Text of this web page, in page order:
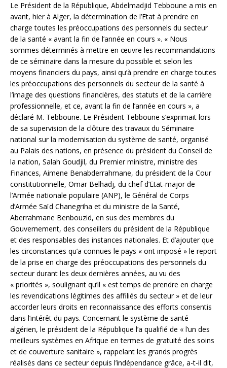
Le Président de la République, Abdelmadjid Tebboune a mis en
avant, hier à Alger, la détermination de l’Etat à prendre en
charge toutes les préoccupations des personnels du secteur
de la santé « avant la fin de l’année en cours ». « Nous
sommes déterminés à mettre en œuvre les recommandations
de ce séminaire dans la mesure du possible et selon les
moyens financiers du pays, ainsi qu’à prendre en charge toutes
les préoccupations des personnels du secteur de la santé à
l’image des questions financières, des statuts et de la carrière
professionnelle, et ce, avant la fin de l’année en cours », a
déclaré M. Tebboune. Le Président Tebboune s’exprimait lors
de sa supervision de la clôture des travaux du Séminaire
national sur la modernisation du système de santé, organisé
au Palais des nations, en présence du président du Conseil de
la nation, Salah Goudjil, du Premier ministre, ministre des
Finances, Aimene Benabderrahmane, du président de la Cour
constitutionnelle, Omar Belhadj, du chef d’Etat-major de
l’Armée nationale populaire (ANP), le Général de Corps
d’Armée Saïd Chanegriha et du ministre de la Santé,
Aberrahmane Benbouzid, en sus des membres du
Gouvernement, des conseillers du président de la République
et des responsables des instances nationales. Et d’ajouter que
les circonstances qu’a connues le pays « ont imposé » le report
de la prise en charge des préoccupations des personnels du
secteur durant les deux dernières années, au vu des
« priorités », soulignant qu’il « est temps de prendre en charge
les revendications légitimes des affiliés du secteur » et de leur
accorder leurs droits en reconnaissance des efforts consentis
dans l’intérêt du pays. Concernant le système de santé
algérien, le président de la République l’a qualifié de « l’un des
meilleurs systèmes en Afrique en termes de gratuité des soins
et de couverture sanitaire », rappelant les grands progrès
réalisés dans ce secteur depuis l’indépendance grâce, a-t-il dit,